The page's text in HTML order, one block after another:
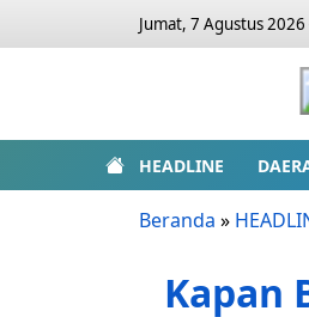
Jumat, 7 Agustus
HEADLINE
Beranda »
Kapan